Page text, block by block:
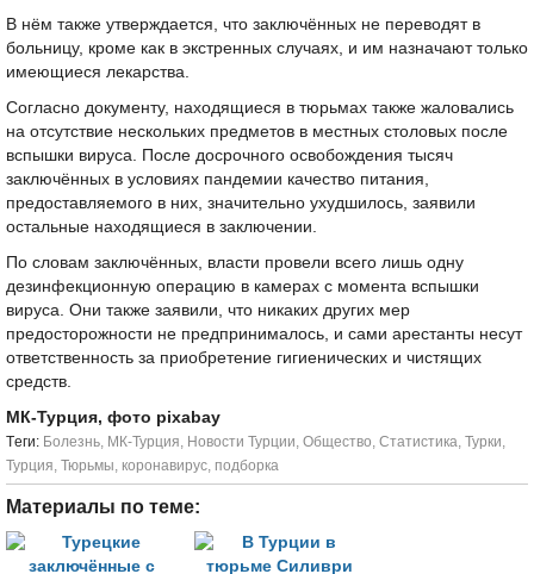
В нём также утверждается, что заключённых не переводят в
больницу, кроме как в экстренных случаях, и им назначают только
имеющиеся лекарства.
Согласно документу, находящиеся в тюрьмах также жаловались
на отсутствие нескольких предметов в местных столовых после
вспышки вируса. После досрочного освобождения тысяч
заключённых в условиях пандемии качество питания,
предоставляемого в них, значительно ухудшилось, заявили
остальные находящиеся в заключении.
По словам заключённых, власти провели всего лишь одну
дезинфекционную операцию в камерах с момента вспышки
вируса. Они также заявили, что никаких других мер
предосторожности не предпринималось, и сами арестанты несут
ответственность за приобретение гигиенических и чистящих
средств.
МК-Турция, фото pixabay
Tеги: Болезнь, МК-Турция, Новости Турции, Общество, Статистика, Турки,
Турция, Тюрьмы, коронавирус, подборка
Материалы по теме: